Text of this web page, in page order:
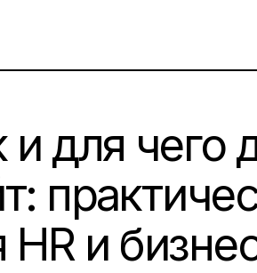
и для чего
HR и